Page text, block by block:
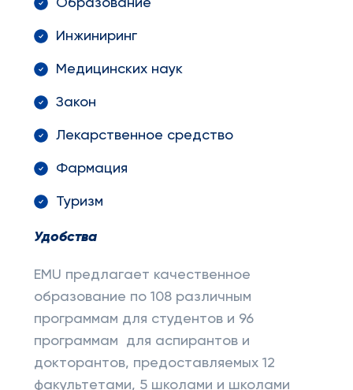
Образование
Инжиниринг
Медицинских наук
Закон
Лекарственное средство
Фармация
Туризм
Удобства
EMU предлагает качественное
образование по 108 различным
программам для студентов и 96
программам для аспирантов и
докторантов, предоставляемых 12
факультетами, 5 школами и школами